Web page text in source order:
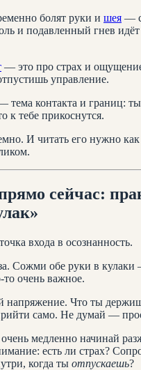
болят руки и шея —
и подавленный гнев идёт
— это про страх и
управление.
тема контакта и границ:
к тебе прикоснутся.
И читать его нужно
сейчас:
входа в осознанность.
Сожми обе руки в
очень важное.
напряжение. Что ты
само. Не думай —
медленно начинай
есть ли страх?
когда ты отпускаешь?